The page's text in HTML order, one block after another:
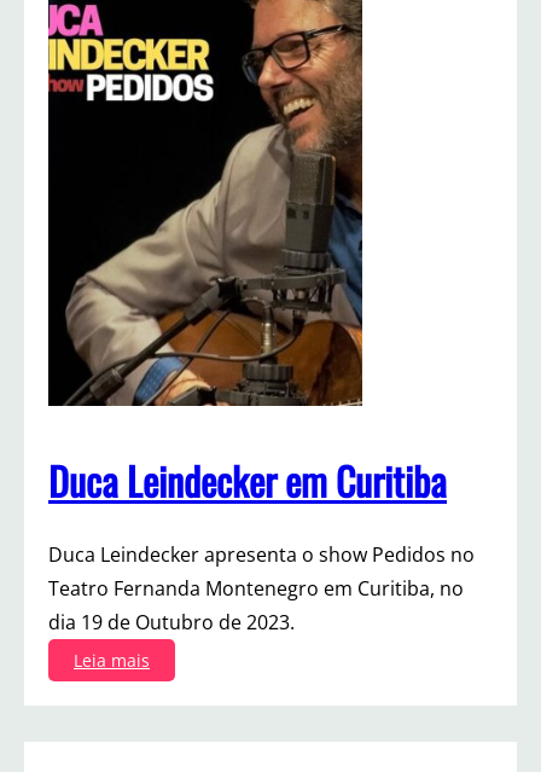
Duca Leindecker em Curitiba
Duca Leindecker apresenta o show Pedidos no
Teatro Fernanda Montenegro em Curitiba, no
dia 19 de Outubro de 2023.
Leia mais
D
u